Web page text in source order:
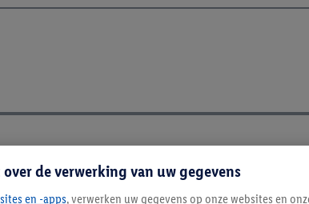
de verwerking van uw gegevens
en -apps, verwerken uw gegevens op onze websites en